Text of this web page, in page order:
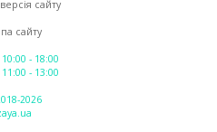
сайту
сайту
- 18:00
- 13:00
2026